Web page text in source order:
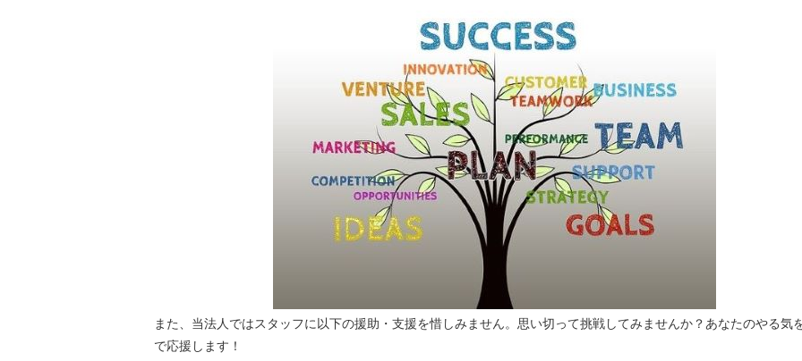
また、当法人ではスタッフに以下の援助・支援を惜しみません。思い切って挑戦してみませんか？あなたのやる気
で応援します！